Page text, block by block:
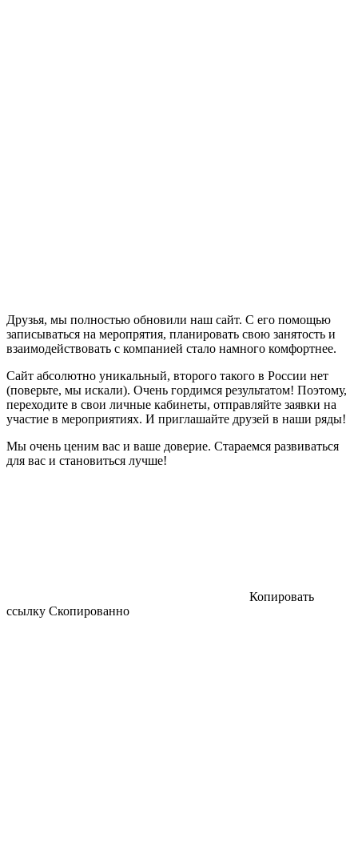
Друзья, мы полностью обновили наш сайт. С его помощью
записываться на меропрятия, планировать свою занятость и
взаимодействовать с компанией стало намного комфортнее.
Сайт абсолютно уникальный, второго такого в России нет
(поверьте, мы искали). Очень гордимся результатом! Поэтому,
переходите в свои личные кабинеты, отправляйте заявки на
участие в мероприятиях. И приглашайте друзей в наши ряды!
Мы очень ценим вас и ваше доверие. Стараемся развиваться
для вас и становиться лучше!
Копировать
ссылку Скопированно